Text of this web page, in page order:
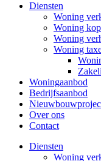
Diensten
Woning
Woning
Woning
Woning
Woningaanbod
Bedrijfsaanbod
Over ons
Contact
Diensten
Woning